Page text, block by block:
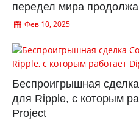
передел мира
Фев 10, 2025
Беспроигрышная
для Ripple, с которым
Project